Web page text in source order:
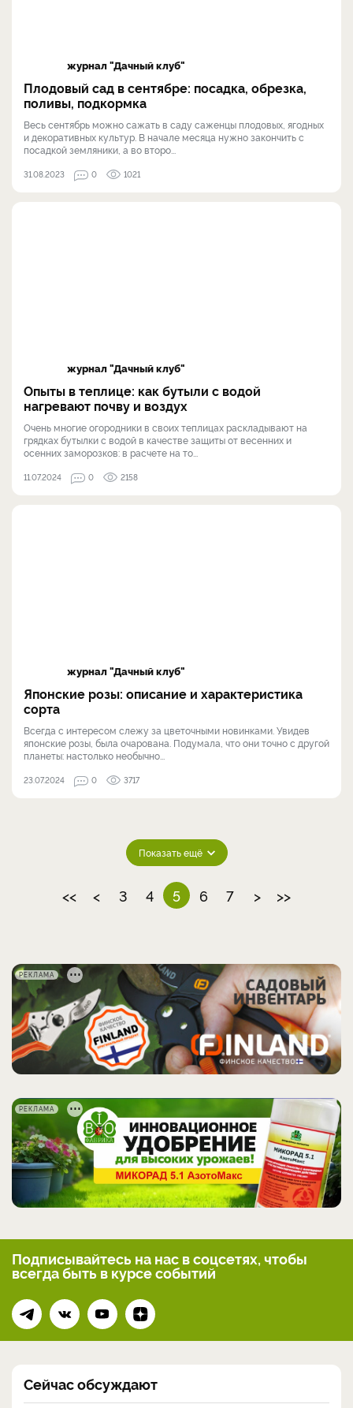
журнал "Дачный клуб"
Плодовый сад в сентябре: посадка, обрезка,
поливы, подкормка
Весь сентябрь можно сажать в саду саженцы плодовых, ягодных
и декоративных культур. В начале месяца нужно закончить с
посадкой земляники, а во второ...
31.08.2023 0 1021
журнал "Дачный клуб"
Опыты в теплице: как бутыли с водой
нагревают почву и воздух
Очень многие огородники в своих теплицах раскладывают на
грядках бутылки с водой в качестве защиты от весенних и
осенних заморозков: в расчете на то...
11.07.2024 0 2158
журнал "Дачный клуб"
Японские розы: описание и характеристика
сорта
Всегда с интересом слежу за цветочными новинками. Увидев
японские розы, была очарована. Подумала, что они точно с другой
планеты: настолько необычно...
23.07.2024 0 3717
Показать ещё
<< < 3 4 5 6 7 > >>
РЕКЛАМА
РЕКЛАМА
Подписывайтесь на нас в соцсетях, чтобы
всегдабыть в курсе событий
Сейчас обсуждают